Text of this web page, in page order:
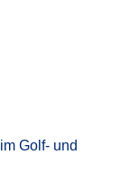
Golf- und